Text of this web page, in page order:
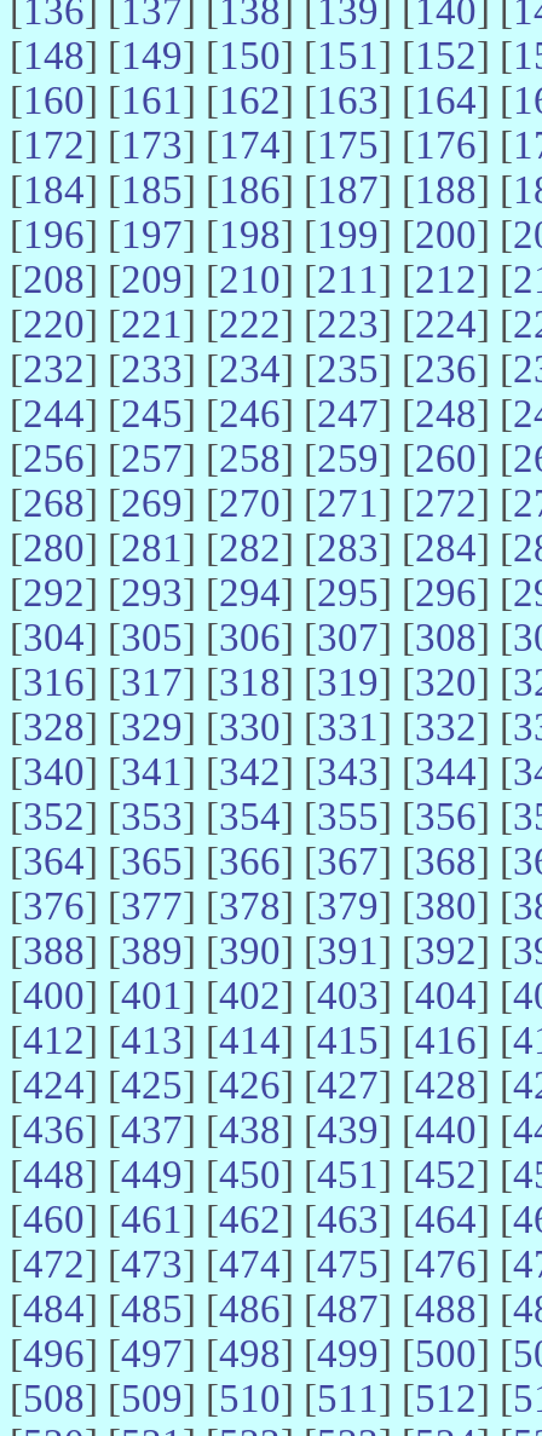
136 137 138 139 140
[148] [149] [150] [151] [152] [
[160] [161] [162] [163] [164] [
[172] [173] [174] [175] [176] [
[184] [185] [186] [187] [188] [
[196] [197] [198] [199] [200] [
[208] [209] [210] [211] [212] [
[220] [221] [222] [223] [224] [
[232] [233] [234] [235] [236] [
[244] [245] [246] [247] [248] [
[256] [257] [258] [259] [260] [
[268] [269] [270] [271] [272] [
[280] [281] [282] [283] [284] [
[292] [293] [294] [295] [296] [
[304] [305] [306] [307] [308] [
[316] [317] [318] [319] [320] [
[328] [329] [330] [331] [332] [
[340] [341] [342] [343] [344] [
[352] [353] [354] [355] [356] [
[364] [365] [366] [367] [368] [
[376] [377] [378] [379] [380] [
[388] [389] [390] [391] [392] [
[400] [401] [402] [403] [404] [
[412] [413] [414] [415] [416] [
[424] [425] [426] [427] [428] [
[436] [437] [438] [439] [440] [
[448] [449] [450] [451] [452] [
[460] [461] [462] [463] [464] [
[472] [473] [474] [475] [476] [
[484] [485] [486] [487] [488] [
[496] [497] [498] [499] [500] [
[508] [509] [510] [511] [512] [